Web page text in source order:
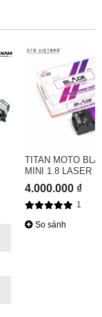
TITAN MOTO
MINI 1.8 LASER
4.000.000 ₫
1
So sánh